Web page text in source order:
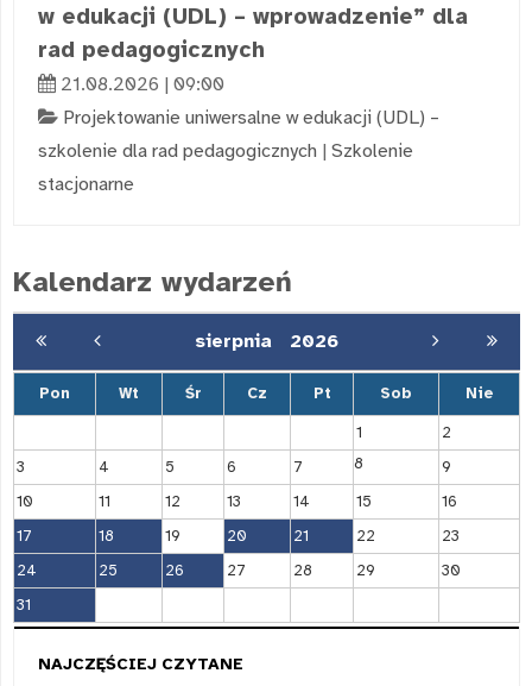
w edukacji (UDL) – wprowadzenie” dla
rad pedagogicznych
21.08.2026 | 09:00
Projektowanie uniwersalne w edukacji (UDL) –
szkolenie dla rad pedagogicznych | Szkolenie
stacjonarne
Kalendarz wydarzeń
sierpnia 2026
Pon Wt Śr Cz Pt Sob Nie
1
2
3
4 5 6 7 8
9
10
11 12 13 14 15
16
17
18 19 20 21 22
23
24
25 26 27 28 29
30
31
NAJCZĘŚCIEJ CZYTANE